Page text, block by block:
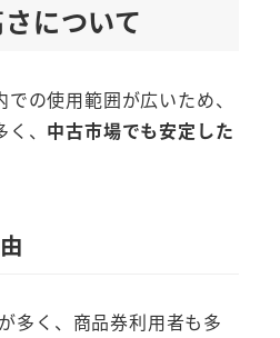
について
の使用範囲が広いため、
、 中古市場でも安定した
多く、商品券利用者も多